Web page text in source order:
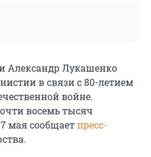
Александр Лукашенко
в связи с 80-летием
войне.
восемь тысяч
мая сообщаетпресс-